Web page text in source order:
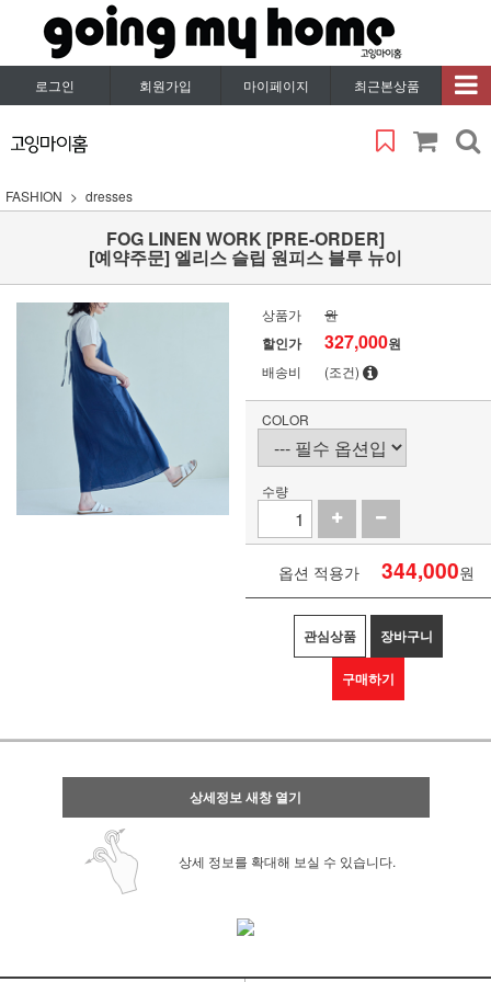
로그인 회원가입 마이페이지 최근본상품
FASHION dresses
FOG LINEN WORK [PRE-ORDER]
[예약주문] 엘리스 슬립 원피스 블루 뉴이
상품가 원
할인가 327,000원
배송비 (조건)
COLOR
수량
옵션 적용가 344,000원
관심상품 장바구니
구매하기
상세정보 새창 열기
상세 정보를 확대해 보실 수 있습니다.